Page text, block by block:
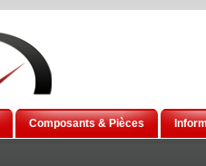
Composants & Pièces